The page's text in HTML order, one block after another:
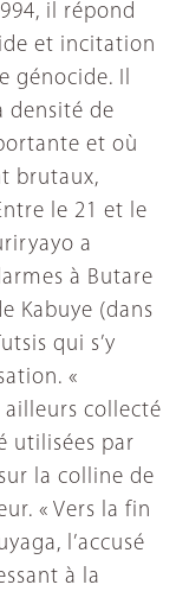
il répond
et incitation
génocide. Il
densité de
et où
brutaux,
le 21 et le
a
à Butare
Kabuye (dans
qui s’y
«
collecté
utilisées par
la colline de
« Vers la fin
l’accusé
à la